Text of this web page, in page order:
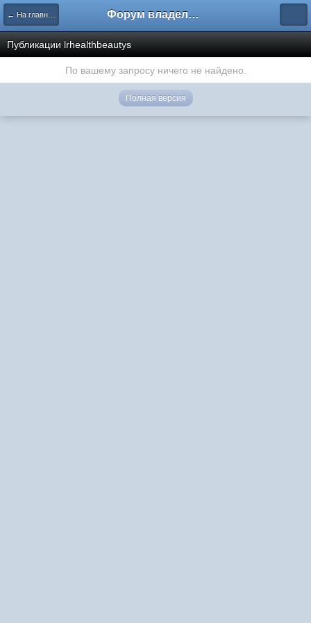
← На главную Форум владельцев интернет-магазинов
Публикации lrhealthbeautys
По вашему запросу ничего не найдено.
Полная версия